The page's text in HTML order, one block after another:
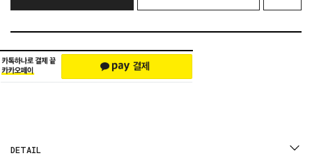
DETAIL